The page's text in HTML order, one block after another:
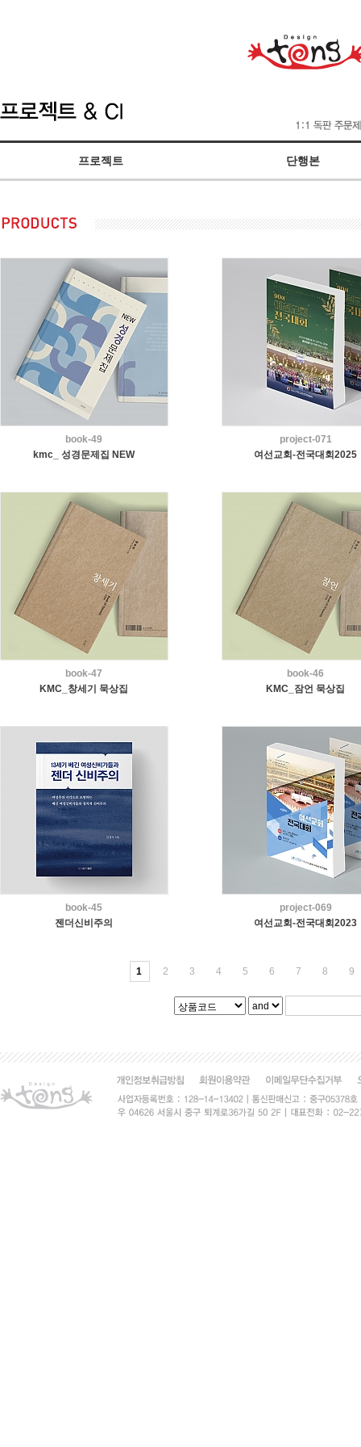
프로젝트 단행본
book-49
kmc_ 성경문제집 NEW
project-071
여선교회-전국대회2025
book-47
KMC_창세기 묵상집
book-46
KMC_잠언 묵상집
book-45
젠더신비주의
project-069
여선교회-전국대회2023
1 2 3 4 5 6 7 8 9